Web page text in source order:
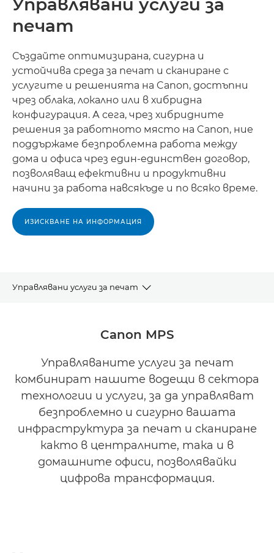
Управлявани услуги за
печат
Създайте оптимизирана, сигурна и
устойчива среда за печат и сканиране с
услугите и решенията на Canon, достъпни
чрез облака, локално или в хибридна
конфигурация. А сега, чрез хибридните
решения за работното място на Canon, ние
поддържаме безпроблемна работа между
дома и офиса чрез един-единствен договор,
позволяващ ефективни и продуктивни
начини за работа навсякъде и по всяко време.
ИЗИСКВАНЕ НА ИНФОРМАЦИЯ
Управлявани услуги за печат
УСЛУГИ
ИНСТРУМЕНТИ
СВЪРЗАНИ ПРОДУКТИ
ИЗИСКВАНЕ НА ИНФОРМАЦИЯ
Canon MPS
Управляваните услуги за печат
комбинират нашите водещи в сектора
технологии и услуги, за да управляват
безпроблемно и сигурно вашата
инфраструктура за печат и сканиране
както в централните, така и в
домашните офиси, позволявайки
цифрова трансформация.